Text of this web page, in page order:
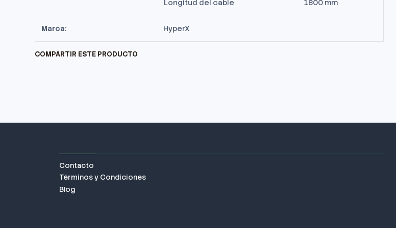
Longitud del cable
1800 mm
Marca: HyperX
COMPARTIR ESTE PRODUCTO
Contacto
Términos y Condiciones
Blog